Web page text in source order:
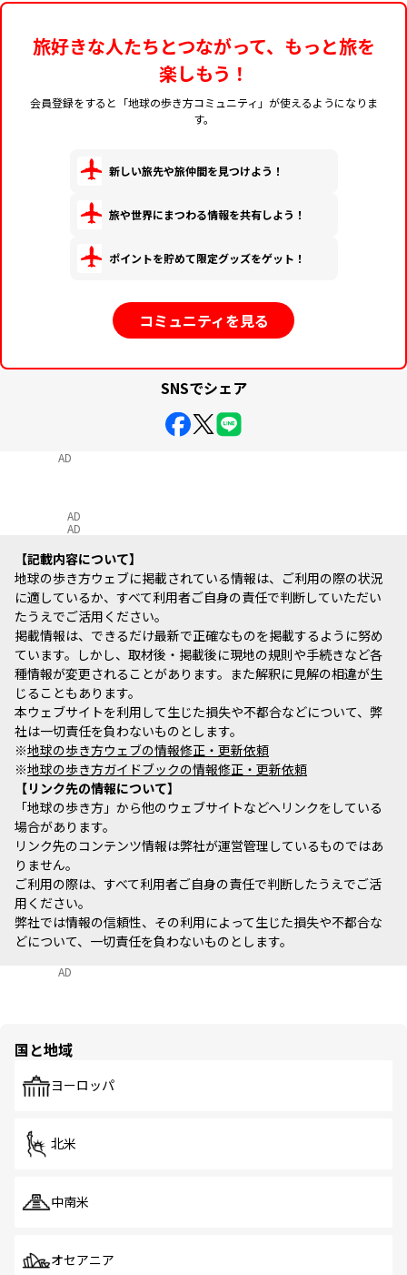
旅好きな人たちとつながって、もっと旅を
楽しもう！
会員登録をすると「地球の歩き方コミュニティ」が使えるようになりま
す。
新しい旅先や旅仲間を見つけよう！
旅や世界にまつわる情報を共有しよう！
ポイントを貯めて限定グッズをゲット！
コミュニティを見る
SNSでシェア
AD
AD
AD
記載内容について
地球の歩き方ウェブに掲載されている情報は、ご利用の際の状況
に適しているか、すべて利用者ご自身の責任で判断していただい
たうえでご活用ください。
掲載情報は、できるだけ最新で正確なものを掲載するように努め
ています。しかし、取材後・掲載後に現地の規則や手続きなど各
種情報が変更されることがあります。また解釈に見解の相違が生
じることもあります。
本ウェブサイトを利用して生じた損失や不都合などについて、弊
社は一切責任を負わないものとします。
※地球の歩き方ウェブの情報修正・更新依頼
※地球の歩き方ガイドブックの情報修正・更新依頼
リンク先の情報について
「地球の歩き方」から他のウェブサイトなどへリンクをしている
場合があります。
リンク先のコンテンツ情報は弊社が運営管理しているものではあ
りません。
ご利用の際は、すべて利用者ご自身の責任で判断したうえでご活
用ください。
弊社では情報の信頼性、その利用によって生じた損失や不都合な
どについて、一切責任を負わないものとします。
AD
国と地域
ヨーロッパ
北米
中南米
オセアニア